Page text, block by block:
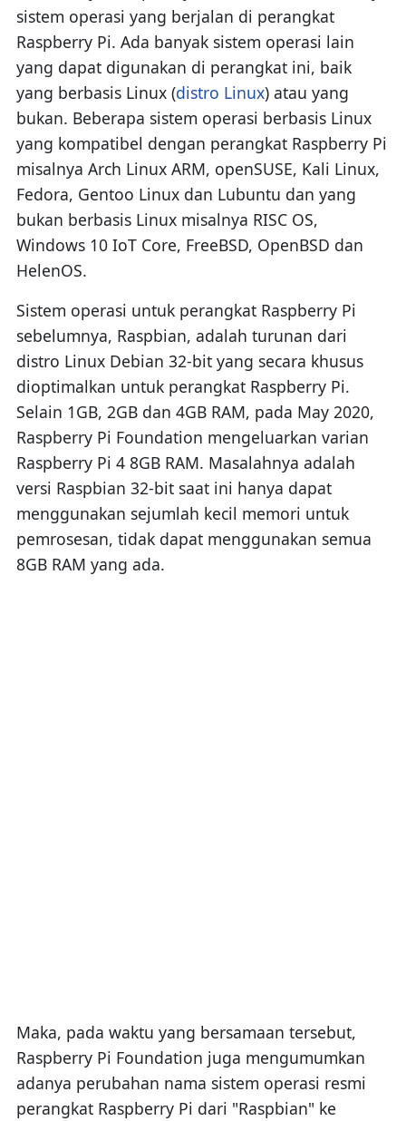
sistem operasi yang berjalan di perangkat
Raspberry Pi. Ada banyak sistem operasi lain
yang dapat digunakan di perangkat ini, baik
yang berbasis Linux (distro Linux) atau yang
bukan. Beberapa sistem operasi berbasis Linux
yang kompatibel dengan perangkat Raspberry Pi
misalnya Arch Linux ARM, openSUSE, Kali Linux,
Fedora, Gentoo Linux dan Lubuntu dan yang
bukan berbasis Linux misalnya RISC OS,
Windows 10 IoT Core, FreeBSD, OpenBSD dan
HelenOS.
Sistem operasi untuk perangkat Raspberry Pi
sebelumnya, Raspbian, adalah turunan dari
distro Linux Debian 32-bit yang secara khusus
dioptimalkan untuk perangkat Raspberry Pi.
Selain 1GB, 2GB dan 4GB RAM, pada May 2020,
Raspberry Pi Foundation mengeluarkan varian
Raspberry Pi 4 8GB RAM. Masalahnya adalah
versi Raspbian 32-bit saat ini hanya dapat
menggunakan sejumlah kecil memori untuk
pemrosesan, tidak dapat menggunakan semua
8GB RAM yang ada.
Maka, pada waktu yang bersamaan tersebut,
Raspberry Pi Foundation juga mengumumkan
adanya perubahan nama sistem operasi resmi
perangkat Raspberry Pi dari "Raspbian" ke